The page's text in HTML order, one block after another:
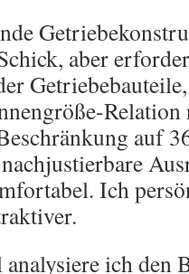
aber
Relation
auf
Ich
ich den